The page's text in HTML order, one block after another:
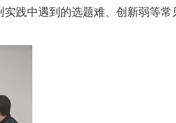
践中遇到的选题难、创新弱等常